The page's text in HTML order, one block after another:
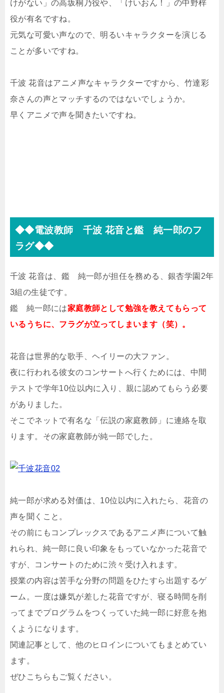
けがない」の高坂桐乃役や、「けいおん！」の中野梓
役が有名ですね。
元気な可愛い声なので、明るいキャラクターを演じる
ことが多いですね。
千波 花音はアニメ声なキャラクターですから、竹達彩
奈さんの声とマッチするのではないでしょうか。
早くアニメで声を聞きたいですね。
◆◆電波教師 千波 花音と鑑 純一郎のフ
ラグ◆◆
千波 花音は、鑑 純一郎が担任を務める、銀杏学園2年
3組の生徒です。
鑑 純一郎には家庭教師として勉強を教えてもらって
いるうちに、フラグが立ってしまいます（笑）。
花音は世界的な歌手、ヘイリーの大ファン。
夜に行われる彼女のコンサートへ行くためには、中間
テストで学年10位以内に入り、親に認めてもらう必要
がありました。
そこでネットで有名な「伝説の家庭教師」に連絡を取
ります。その家庭教師が純一郎でした。
純一郎が求める対価は、10位以内に入れたら、花音の
声を聞くこと。
その前にもコンプレックスであるアニメ声について触
れられ、純一郎に良い印象をもっていなかった花音で
すが、コンサートのために渋々受け入れます。
授業の内容は苦手な分野の問題をひたすら出題するゲ
ーム。一度は嫌気が差した花音ですが、寝る時間を削
ってまでプログラムをつくっていた純一郎に好意を抱
くようになります。
関連記事として、他のヒロインについてもまとめてい
ます。
ぜひこちらもご覧ください。